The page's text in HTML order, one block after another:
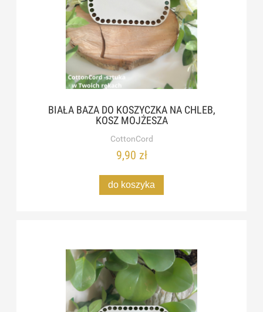
BIAŁA BAZA DO KOSZYCZKA NA CHLEB,
KOSZ MOJŻESZA
CottonCord
9,90 zł
do koszyka